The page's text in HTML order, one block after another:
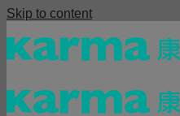
Skip to content